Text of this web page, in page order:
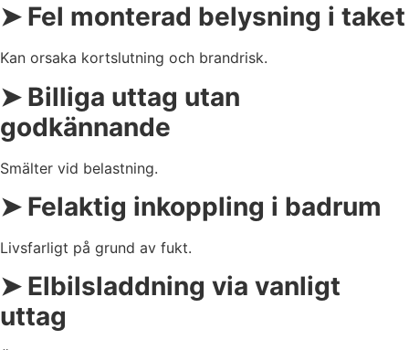
➤ Fel monterad belysning i taket
Kan orsaka kortslutning och brandrisk.
➤ Billiga uttag utan
godkännande
Smälter vid belastning.
➤ Felaktig inkoppling i badrum
Livsfarligt på grund av fukt.
➤ Elbilsladdning via vanligt
uttag